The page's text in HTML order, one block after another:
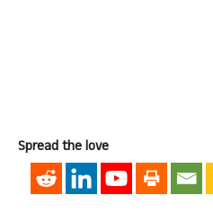
Spread the love